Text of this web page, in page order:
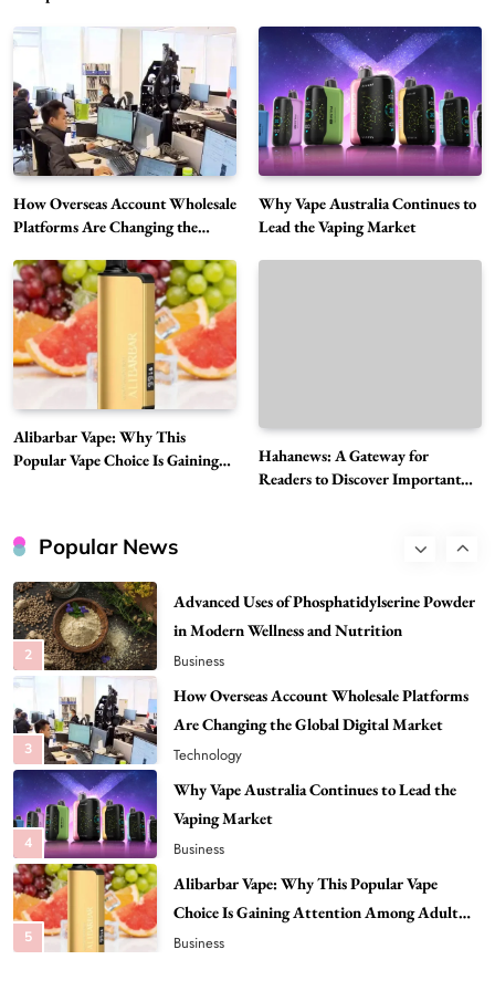
How Overseas Account Wholesale
Platforms Are Changing the
Why Vape Australia Continues to
Lead the Vaping Market
Alibarbar Vape: Why This
Popular Vape Choice Is Gaining
Hahanews: A Gateway for
Readers to Discover Important
Popular News
5
Alibarbar Vape: Why This Popular Vape
Choice Is Gaining Attention Among Adult
6
Hahanews: A Gateway for Readers to
News
7
The Reasons Hahanews Is Considered a
Must-Explore Digital News Platform
News
8
A Guide to Choosing MyoGlow: What You
Need to Know First
Health
1
2
Advanced Uses of Phosphatidylserine Powder
in Modern Wellness and Nutrition
Business
3
How Overseas Account Wholesale Platforms
Are Changing the Global Digital Market
Technology
4
Why Vape Australia Continues to Lead the
Vaping Market
Business
5
Alibarbar Vape: Why This Popular Vape
Choice Is Gaining Attention Among Adult
Vapers
Business